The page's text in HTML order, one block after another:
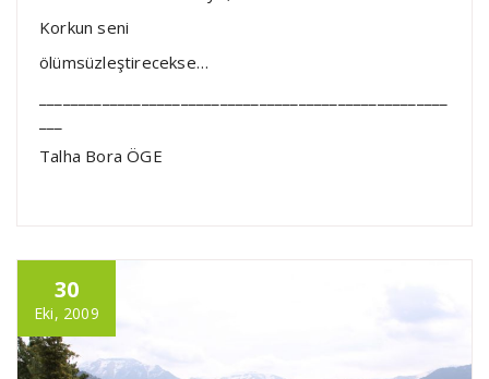
Korkun seni
ölümsüzleştirecekse…
Talha Bora ÖGE
30
Eki, 2009